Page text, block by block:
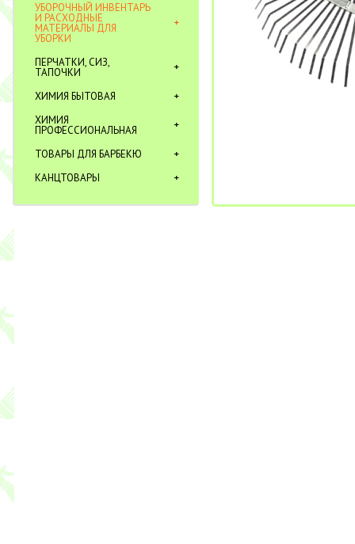
УБОРОЧНЫЙ ИНВЕНТАРЬ
И РАСХОДНЫЕ
МАТЕРИАЛЫ ДЛЯ
УБОРКИ
ПЕРЧАТКИ, СИЗ,
ТАПОЧКИ
ХИМИЯ БЫТОВАЯ
ХИМИЯ
ПРОФЕССИОНАЛЬНАЯ
ТОВАРЫ ДЛЯ БАРБЕКЮ
КАНЦТОВАРЫ